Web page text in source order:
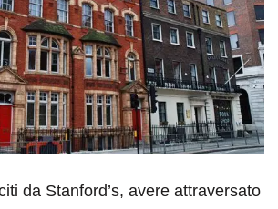
da Stanford’s, avere attraversato